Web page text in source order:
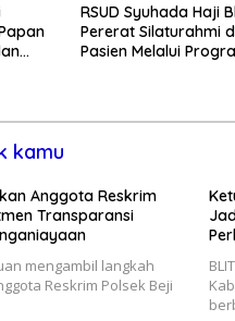
RSUD Syuhada Haji
Pererat Silaturahmi
Pasien Melalui
kamu
Anggota Reskrim
Transparansi
mengambil langkah
Reskrim Polsek Beji